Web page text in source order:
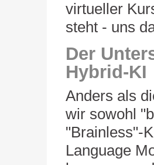
virtueller
steht - uns
Der
Hybrid-KI
Anders als
wir sowohl
"Brainless"-
Language